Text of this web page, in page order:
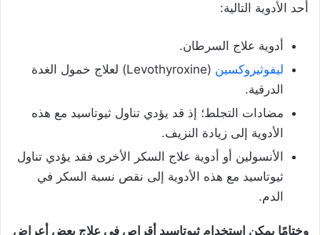
أحد الأدوية التالية:
أدوية علاج السرطان.
ليفوثيروكسين
(Levothyroxine) لعلاج خمول الغدة
الدرقية.
مضادات التجلط؛ إذ قد يؤدي تناول ثيوتاسيد مع هذه
الأدوية إلى زيادة النزيف.
الأنسولين أو أدوية علاج السكر الأخرى فقد يؤدي تناول
ثيوتاسيد مع هذه الأدوية إلى نقص نسبة السكر في
الدم.
وختامًا يمكن استخدام ثيوتاسيد أقراص في علاج بعض أعراض